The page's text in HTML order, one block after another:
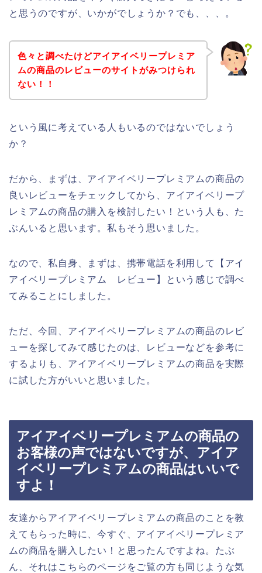
と思うのですが、いかがでしょうか？でも、、、。
色々と調べたけどアイアイベリープレミア
ムの商品のレビューのサイトがみつけられ
ない！！
という風に考えている人もいるのではないでしょう
か？
だから、まずは、アイアイベリープレミアムの商品の
良いレビューをチェックしてから、アイアイベリープ
レミアムの商品の購入を検討したい！という人も、た
ぶんいると思います。私もそう思いました。
なので、私自身、まずは、携帯電話を利用して【アイ
アイベリープレミアム レビュー】という感じで調べ
てみることにしました。
ただ、今回、アイアイベリープレミアムの商品のレビ
ューを探してみて感じたのは、レビューなどを参考に
するよりも、アイアイベリープレミアムの商品を実際
に試した方がいいと思いました。
アイアイベリープレミアムの商品の
お客様の声ではないですが、アイア
イベリープレミアムの商品はいいで
すよ！
友達からアイアイベリープレミアムの商品のことを教
えてもらった時に、今すぐ、アイアイベリープレミア
ムの商品を購入したい！と思ったんですよね。たぶ
ん、それはこちらのページをご覧の方も同じような気